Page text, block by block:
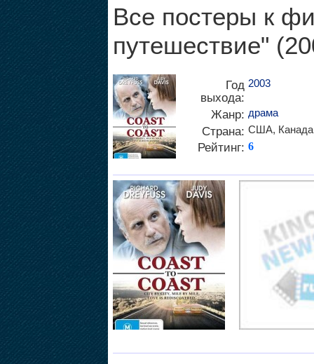
Все постеры к
путешествие"
Год
выхода:
2003
Жанр: драма
Страна: США, Канада
Рейтинг: 6